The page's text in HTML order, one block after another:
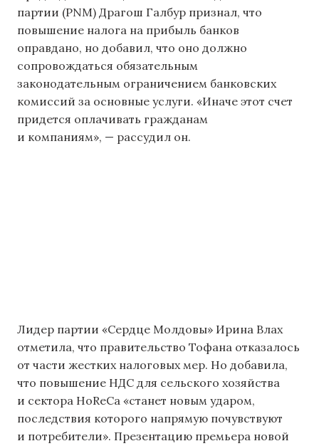
партии (PNM) Драгош Галбур признал, что
повышение налога на прибыль банков
оправдано, но добавил, что оно должно
сопровождаться обязательным
законодательным ограничением банковских
комиссий за основные услуги. «Иначе этот счет
придется оплачивать гражданам
и компаниям», — рассудил он.
Лидер партии «Сердце Молдовы» Ирина Влах
отметила, что правительство Тофана отказалось
от части жестких налоговых мер. Но добавила,
что повышение НДС для сельского хозяйства
и сектора HoReCa «станет новым ударом,
последствия которого напрямую почувствуют
и потребители». Презентацию премьера новой